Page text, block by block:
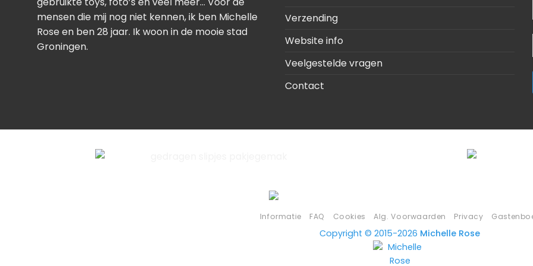
mensen die mij nog niet kennen, ik ben Michelle
Rose en ben 28 jaar. Ik woon in de mooie stad
Groningen.
Verzending
Website info
Veelgestelde vragen
Contact
Informatie FAQ Cookies Alg. Voorwaarden Privacy
Copyright © 2015-2026 Michelle Rose